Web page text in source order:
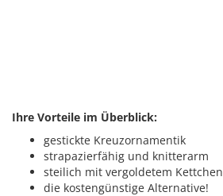
Ihre Vorteile im Überblick:
gestickte Kreuzornamentik
strapazierfähig und knitterarm
steilich mit vergoldetem Kettchen
die kostengünstige Alternative!